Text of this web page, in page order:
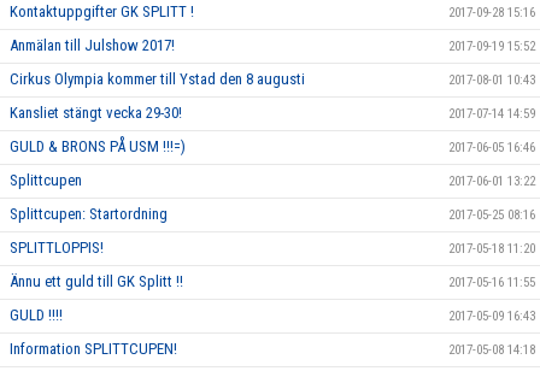
Kontaktuppgifter GK SPLITT ! 2017-09-28 15:16
Anmälan till Julshow 2017! 2017-09-19 15:52
Cirkus Olympia kommer till Ystad den 8 augusti 2017-08-01 10:43
Kansliet stängt vecka 29-30! 2017-07-14 14:59
GULD & BRONS PÅ USM !!!=) 2017-06-05 16:46
Splittcupen 2017-06-01 13:22
Splittcupen: Startordning 2017-05-25 08:16
SPLITTLOPPIS! 2017-05-18 11:20
Ännu ett guld till GK Splitt !! 2017-05-16 11:55
GULD !!!! 2017-05-09 16:43
Information SPLITTCUPEN! 2017-05-08 14:18